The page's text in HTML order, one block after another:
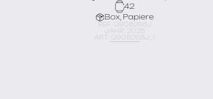
42
Box, Papiere
REF. Q908268J
JAHR: 2025
ART. Q908268J_1